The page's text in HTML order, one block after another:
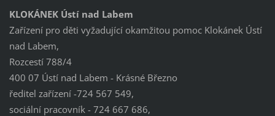
KLOKÁNEK Ústí nad Labem
Zařízení pro děti vyžadující okamžitou pomoc Klokánek Ústí
nad Labem,
Rozcestí 788/4
400 07 Ústí nad Labem - Krásné Březno
ředitel zařízení -724 567 549,
sociální pracovník - 724 667 686,